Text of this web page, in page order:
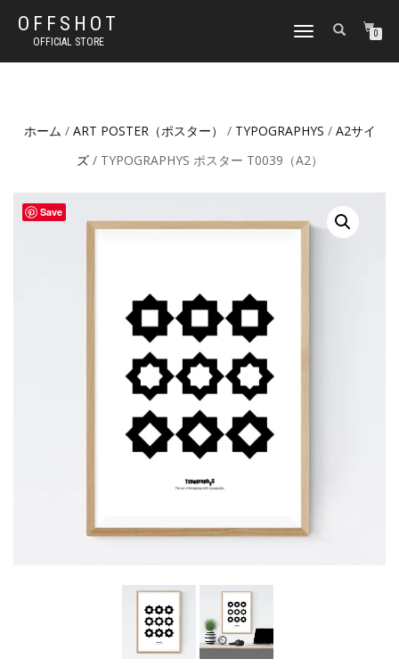
OFFSHOT
OFFICIAL STORE
ナ
ゲ
ン
り
0
ホーム / ART POSTER（ポスター） / TYPOGRAPHYS / A2サイ
ズ/ TYPOGRAPHYS ポスター T0039（A2）
Save